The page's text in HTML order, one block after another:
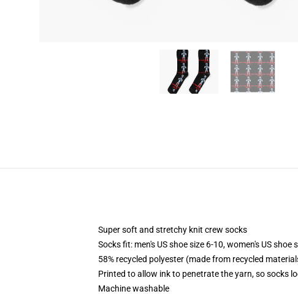
Super soft and stretchy knit crew socks
Socks fit: men's US shoe size 6-10, women's US
58% recycled polyester (made from recycled
Printed to allow ink to penetrate the yarn, so socks
Machine washable